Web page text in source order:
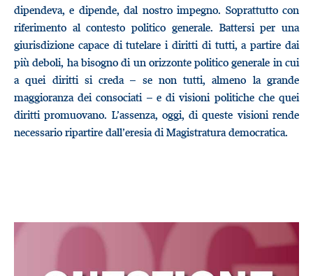
dipendeva, e dipende, dal nostro impegno. Soprattutto con
riferimento al contesto politico generale. Battersi per una
giurisdizione capace di tutelare i diritti di tutti, a partire dai
più deboli, ha bisogno di un orizzonte politico generale in cui
a quei diritti si creda – se non tutti, almeno la grande
maggioranza dei consociati – e di visioni politiche che quei
diritti promuovano. L’assenza, oggi, di queste visioni rende
necessario ripartire dall’eresia di Magistratura democratica.